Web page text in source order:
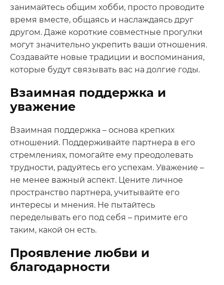
занимайтесь общим хобби, просто проводите
время вместе, общаясь и наслаждаясь друг
другом. Даже короткие совместные прогулки
могут значительно укрепить ваши отношения.
Создавайте новые традиции и воспоминания,
которые будут связывать вас на долгие годы.
Взаимная поддержка и
уважение
Взаимная поддержка – основа крепких
отношений. Поддерживайте партнера в его
стремлениях, помогайте ему преодолевать
трудности, радуйтесь его успехам. Уважение –
не менее важный аспект. Цените личное
пространство партнера, учитывайте его
интересы и мнения. Не пытайтесь
переделывать его под себя – примите его
таким, какой он есть.
Проявление любви и
благодарности